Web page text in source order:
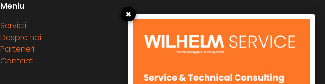
×
Meniu
Servicii
Despre noi
Parteneri
Contact
Aviz juridic
Politică de confidențialitate